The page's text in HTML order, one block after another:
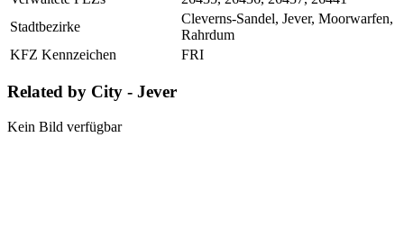
Stadtbezirke
Cleverns-Sandel, Jever, Moorwarfen,
Rahrdum
KFZ Kennzeichen
FRI
Related by City - Jever
Kein Bild verfügbar